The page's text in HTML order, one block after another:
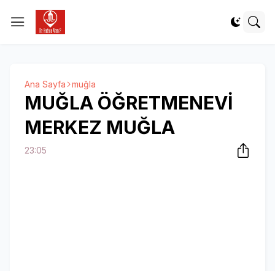
Ana Sayfa muğla
MUĞLA ÖĞRETMENEVİ
MERKEZ MUĞLA
23:05